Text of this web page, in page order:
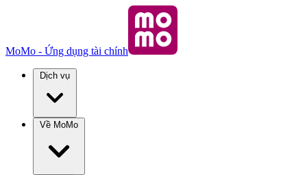
MoMo - Ứng dụng tài chính
Dịch vụ
Về MoMo